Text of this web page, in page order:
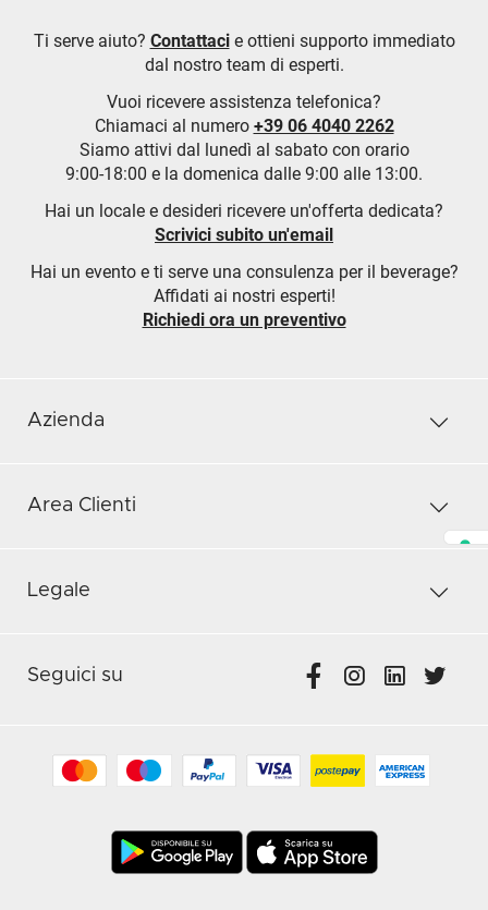
Ti serve aiuto? Contattacie ottieni supporto immediato
dal nostro team di esperti.
Vuoi ricevere assistenza telefonica?
Chiamaci al numero +39 06 4040 2262
Siamo attivi dal lunedì al sabato con orario
9:00-18:00 e la domenica dalle 9:00 alle 13:00.
Hai un locale e desideri ricevere un'offerta dedicata?
Scrivici subito un'email
Hai un evento e ti serve una consulenza per il beverage?
Affidati ai nostri esperti!
Richiedi ora un preventivo
Azienda
Area Clienti
Legale
Seguici su